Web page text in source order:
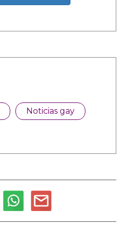
Noticias gay